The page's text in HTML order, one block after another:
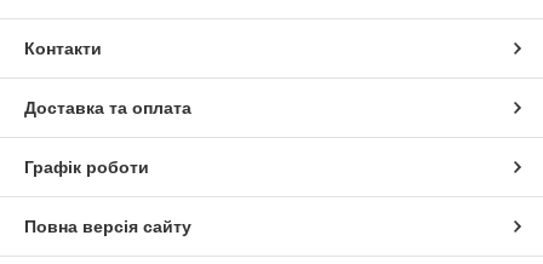
Контакти
Доставка та оплата
Графік роботи
Повна версія сайту